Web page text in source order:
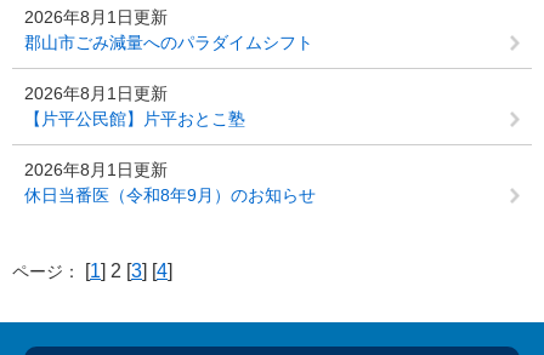
2026年8月1日更新
郡山市ごみ減量へのパラダイムシフト
2026年8月1日更新
【片平公民館】片平おとこ塾
2026年8月1日更新
休日当番医（令和8年9月）のお知らせ
ページ： [1] 2 [3] [4]